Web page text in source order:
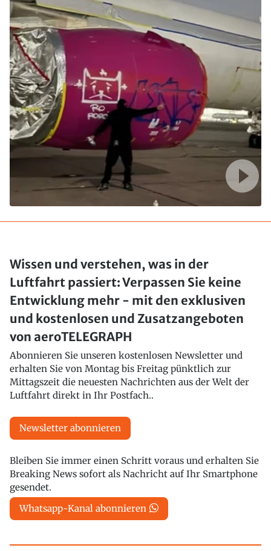
Wissen und verstehen, was in der
Luftfahrt passiert: Verpassen Sie keine
Entwicklung mehr - mit den exklusiven
und kostenlosen und Zusatzangeboten
von aeroTELEGRAPH
Abonnieren Sie unseren kostenlosen Newsletter und
erhalten Sie von Montag bis Freitag pünktlich zur
Mittagszeit die neuesten Nachrichten aus der Welt der
Luftfahrt direkt in Ihr Postfach..
Newsletter abonnieren
Bleiben Sie immer einen Schritt voraus und erhalten Sie
Breaking News sofort als Nachricht auf Ihr Smartphone
gesendet.
Whatsapp-Kanal abonnieren